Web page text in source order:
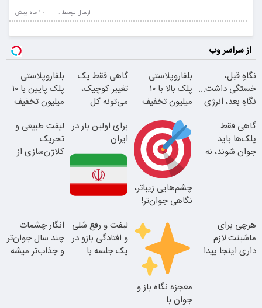
10 ماه پيش ارسال توسط :
از سراسر وب
نگاهِ قبل،
خستگی داشت...
نگاهِ بعد، انرژی
بلفاروپلاستی
پلک بالا با ۱۰
میلیون تخفیف
گاهی فقط یک
تغییر کوچیک،
می‌تونه کل
کنه
بلفاروپلاستی
پلک پایین با ۱۰
میلیون تخفیف
گاهی فقط
پلک‌ها باید
جوان شوند، نه
نتیجه‌ای طبیعی
چشم‌هایی زیباتر،
نگاهی جوان‌تر!
25% تخفیف
بلفاروپلاستی
برای اولین بار در
ایران
ترمیم کننده 23
روزه ساخت!
لیفت طبیعی و
تحریک
کلاژن‌سازی از
جوان شو
هرچی برای
ماشینت لازم
داری اینجا پیدا
معجزه نگاه باز و
جوان با
لیفت و رفع شلی
و افتادگی بازو در
یک جلسه با
انگار چشمات
چند سال جوان‌تر
و جذاب‌تر میشه